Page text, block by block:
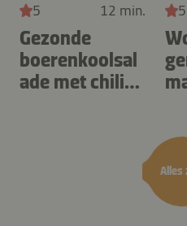
Alles
5 12 min.
Gezonde
boerenkoolsal
ade met chili
5